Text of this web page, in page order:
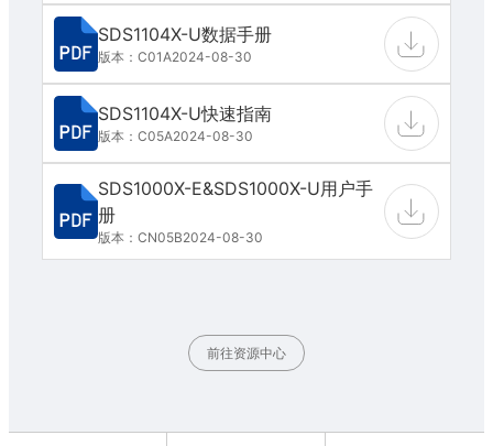
SDS1104X-U数据手册
版本：C01A2024-08-30
SDS1104X-U快速指南
版本：C05A2024-08-30
SDS1000X-E&SDS1000X-U用户手
册
版本：CN05B2024-08-30
前往资源中心